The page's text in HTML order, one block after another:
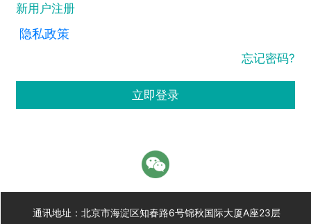
新用户注册
隐私政策
忘记密码?
立即登录
通讯地址：北京市海淀区知春路6号锦秋国际大厦A座23层